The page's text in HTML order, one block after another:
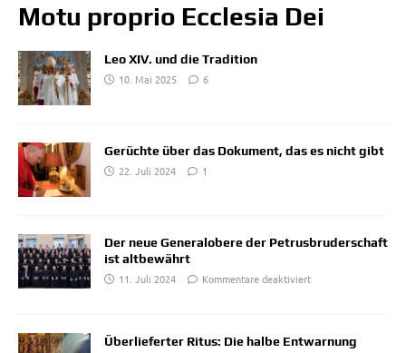
Motu proprio Ecclesia Dei
Leo XIV. und die Tradition
10. Mai 2025
6
Gerüchte über das Dokument, das es nicht gibt
22. Juli 2024
1
Der neue Generalobere der Petrusbruderschaft
ist altbewährt
11. Juli 2024
Kommentare deaktiviert
Überlieferter Ritus: Die halbe Entwarnung